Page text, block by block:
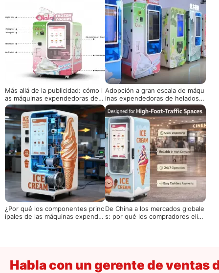
Más allá de la publicidad: cómo l
as máquinas expendedoras de h
elados de Huaxin resuelven los
mayores dolores de cabeza
Adopción a gran escala de máqu
inas expendedoras de helados p
ara el emprendimiento: una guía
práctica de la planificación a la i
mplementación.
¿Por qué los componentes princ
ipales de las máquinas expende
De China a los mercados globale
s: por qué los compradores elig
Habla con un gerente de ventas